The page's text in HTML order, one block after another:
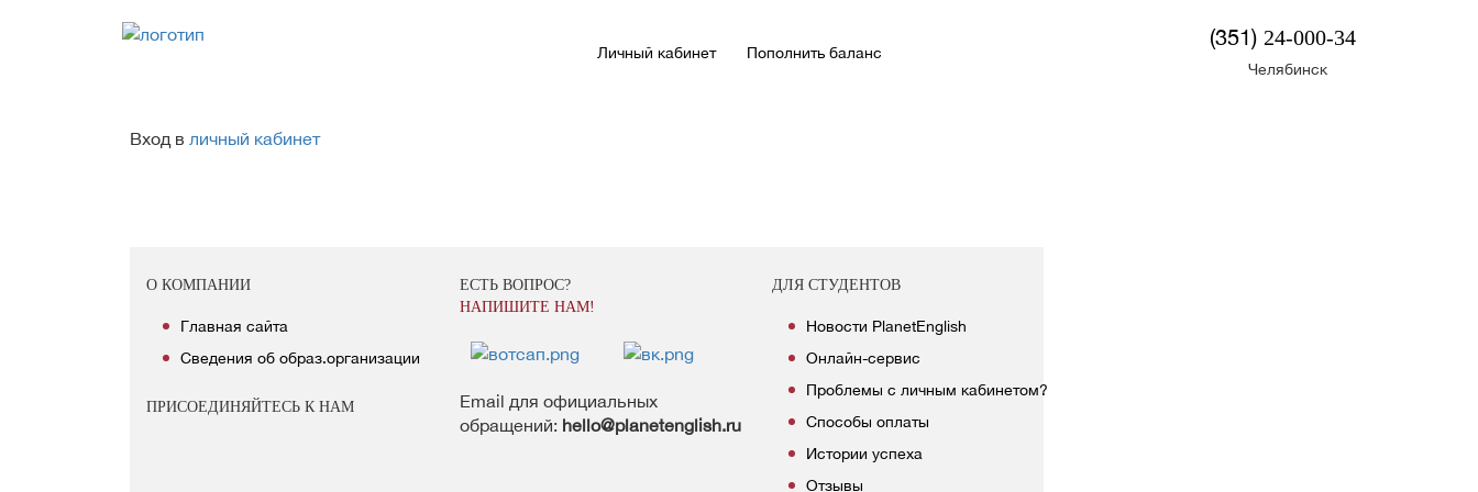
Личный кабинет Пополнить баланс
(351) 24-000-34
Челябинск
Вход в личный кабинет
О КОМПАНИИ
Главная сайта
Сведения об образ.организации
ПРИСОЕДИНЯЙТЕСЬ К НАМ
ЕСТЬ ВОПРОС?
НАПИШИТЕ НАМ!
Email для официальных
обращений: hello@planetenglish.ru
ДЛЯ СТУДЕНТОВ
Новости PlanetEnglish
Онлайн-сервис
Проблемы с личным кабинетом?
Способы оплаты
Истории успеха
Отзывы